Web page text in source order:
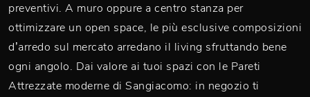
preventivi. A muro oppure a centro stanza per
ottimizzare un open space, le più esclusive composizioni
d’arredo sul mercato arredano il living sfruttando bene
ogni angolo. Dai valore ai tuoi spazi con le Pareti
Attrezzate moderne di Sangiacomo: in negozio ti